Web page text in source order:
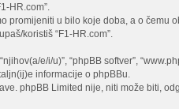
HR.com”.
promijeniti u bilo koje doba, a o
koristiš “F1-HR.com”.
e/i/u)”, “phpBB softver”,
informacije o phpBBu.
phpBB Limited nije, niti može biti,